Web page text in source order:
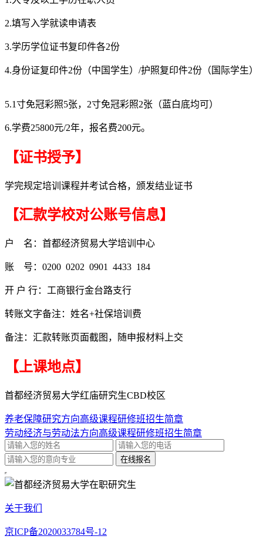
2.填写入学就读申请表
3.学历学位证书复印件各2份
4.身份证复印件2份（中国学生）/护照复印件2份（国际学生）
5.1寸免冠彩照5张，2寸免冠彩照2张（蓝白底均可）
6.学费25800元/2年，报名费200元。
【证书授予】
学完规定培训课程并考试合格，颁发结业证书
【汇款学校对公账号信息】
户 名：首都经济贸易大学培训中心
账 号：0200 0202 0901 4433 184
开 户 行：工商银行金台路支行
转账文字备注：姓名+社保培训费
备注：汇款转账页面截图，随申报材料上交
【上课地点】
首都经济贸易大学红庙研究生CBD校区
养老保障研究方向高级课程研修班招生简章
劳动经济与劳动法方向高级课程研修班招生简章
关于我们
京ICP备2020033784号-12